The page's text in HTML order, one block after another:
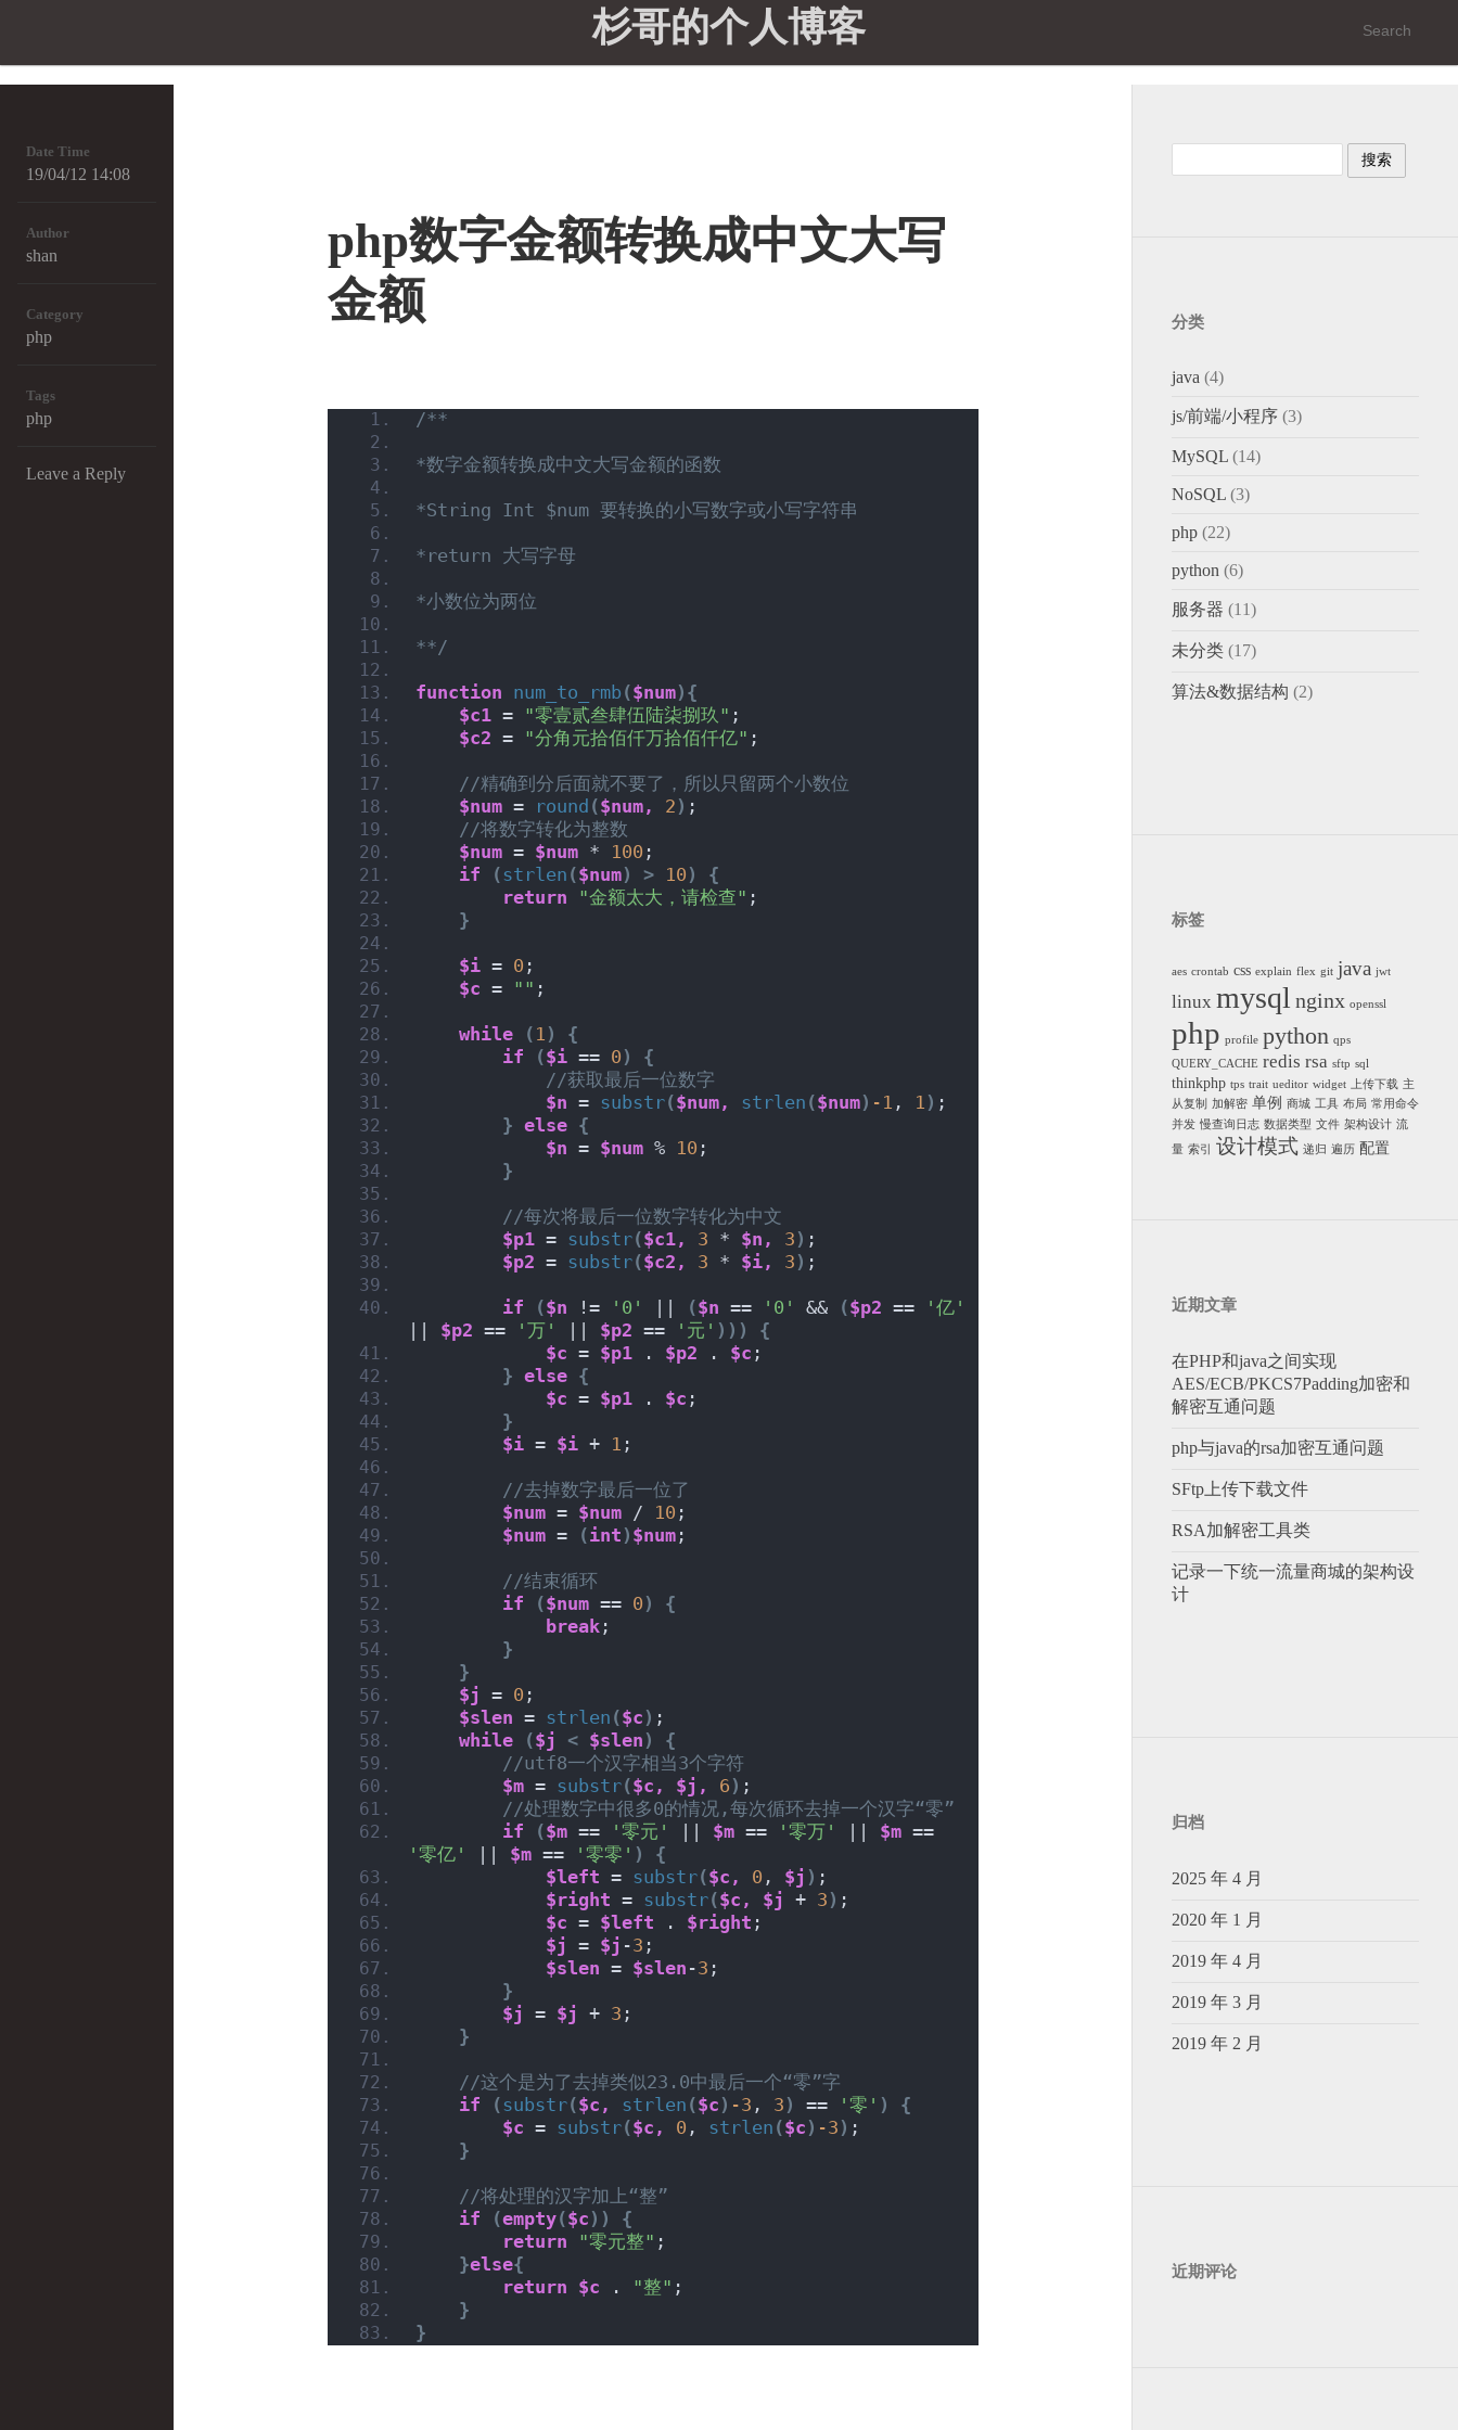
杉哥的个人博客
Date Time
19/04/12 14:08
Author
shan
Category
php
Tags
php
Leave a Reply
php数字金额转换成中文大写
金额
/**
*数字金额转换成中文大写金额的函数
*String Int $num 要转换的小写数字或小写字符串
*return 大写字母
*小数位为两位
**/
function num_to_rmb($num){
$c1 = "零壹贰叁肆伍陆柒捌玖" ;
$c2 = "分角元拾佰仟万拾佰仟亿" ;
//精确到分后面就不要了，所以只留两个小数位
$num = round ($num, 2 ) ;
//将数字转化为整数
$num = $num * 100 ;
if
(strlen ($num) > 10 )
{
return
"金额太大，请检查" ;
}
$i = 0 ;
$c = "" ;
while ( 1 )
{
if
($i == 0 )
{
//获取最后一位数字
$n = substr($num, strlen ($num) -1 , 1 ) ;
} else {
$n = $num % 10 ;
}
//每次将最后一位数字转化为中文
$p1 = substr($c1, 3 * $n, 3 ) ;
$p2 = substr($c2, 3 * $i, 3 ) ;
if ($n != '0' ($n == '0' && ($p2 ==
'亿'
$p2 == '万' $p2 == '元' )))
{
$c = $p1 . $p2 . $c ;
} else {
$c = $p1 . $c ;
}
$i = $i + 1 ;
//去掉数字最后一位了
$num = $num / 10 ;
$num = (int ) $num ;
//结束循环
if
($num == 0 )
{
break ;
}
}
$j
= 0 ;
$slen = strlen ($c ) ;
while
($j < $slen )
{
//utf8一个汉字相当3个字符
$m = substr($c, $j, 6 ) ;
//处理数字中很多0的情况,每次循环去掉一个汉字“零”
if
($m == '零元' $m == '零万' $m
'零亿'
$m == '零零' )
{
$left = substr($c, 0 , $j ) ;
$right = substr($c, $j + 3 ) ;
$c = $left . $right ;
$j
= $j -3 ;
$slen = $slen -3 ;
}
$j
= $j + 3 ;
}
//这个是为了去掉类似23.0中最后一个“零”字
if
(substr($c, strlen ($c ) -3 , 3 ) == '零' )
{
$c = substr($c, 0 , strlen ($c ) -3 ) ;
}
//将处理的汉字加上“整”
if
(empty($c ))
{
return
"零元整" ;
}else{
return $c . "整" ;
}
}
分类
java (4)
js/前端/小程序 (3)
MySQL (14)
NoSQL (3)
php (22)
python (6)
服务器 (11)
未分类 (17)
算法&数据结构 (2)
标签
aes crontab css explain flex git java jwt
linux mysql nginx openssl
php profile python qps
QUERY_CACHE redis rsa sftp sql
thinkphp tps trait ueditor widget 上传下载 主
从复制
加解密 单例 商城 工具 布局 常用命令
并发 慢查询日志 数据类型 文件 架构设计 流
量 索引 设计模式 递归 遍历 配置
近期文章
在PHP和java之间实现
AES/ECB/PKCS7Padding加密和
解密互通问题
php与java的rsa加密互通问题
SFtp上传下载文件
RSA加解密工具类
记录一下统一流量商城的架构设
计
归档
2025 年 4 月
2020 年 1 月
2019 年 4 月
2019 年 3 月
2019 年 2 月
近期评论